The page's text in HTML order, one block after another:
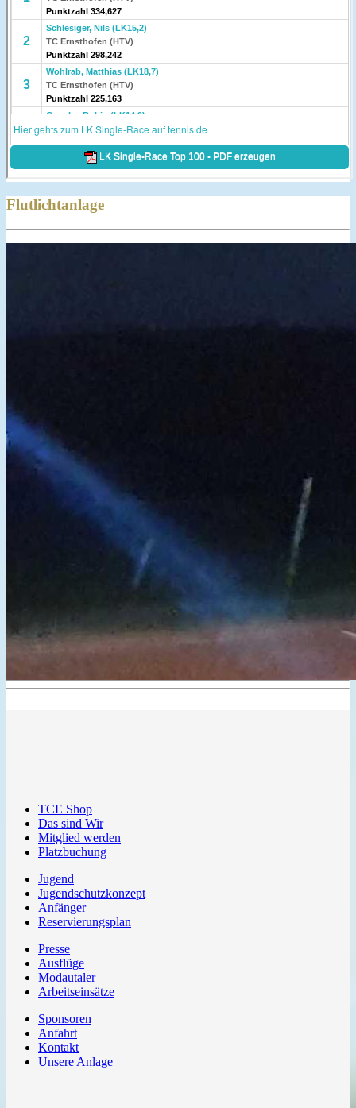
Flutlichtanlage
TCE Shop
Das sind Wir
Mitglied werden
Platzbuchung
Jugend
Jugendschutzkonzept
Anfänger
Reservierungsplan
Presse
Ausflüge
Modautaler
Arbeitseinsätze
Sponsoren
Anfahrt
Kontakt
Unsere Anlage